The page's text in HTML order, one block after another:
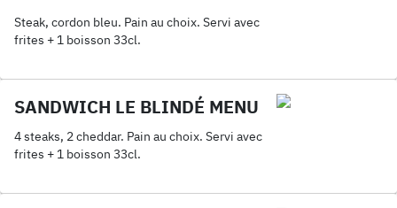
Steak, cordon bleu. Pain au choix. Servi avec
frites + 1 boisson 33cl.
SANDWICH LE BLINDÉ MENU
4 steaks, 2 cheddar. Pain au choix. Servi avec
frites + 1 boisson 33cl.